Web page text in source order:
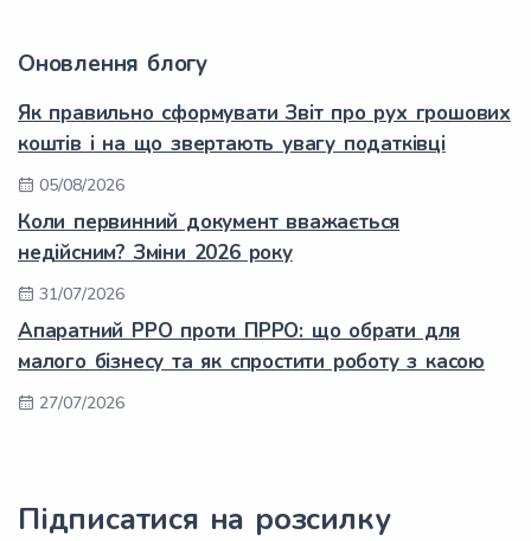
Оновлення блогу
Як правильно сформувати Звіт про рух грошових
коштів і на що звертають увагу податківці
05/08/2026
Коли первинний документ вважається
недійсним? Зміни 2026 року
31/07/2026
Апаратний РРО проти ПРРО: що обрати для
малого бізнесу та як спростити роботу з касою
27/07/2026
Підписатися на розсилку